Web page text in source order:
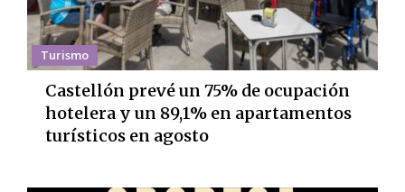
Turismo
Castellón prevé un 75% de ocupación
hotelera y un 89,1% en apartamentos
turísticos en agosto